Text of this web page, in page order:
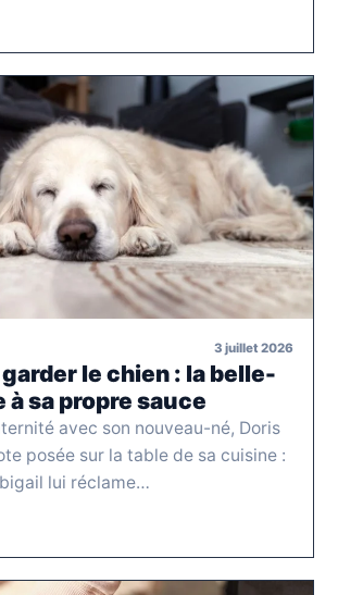
3 juillet 2026
le chien : la belle-
à sa propre sauce
avec son nouveau-né, Doris
posée sur la table de sa cuisine :
lui réclame…